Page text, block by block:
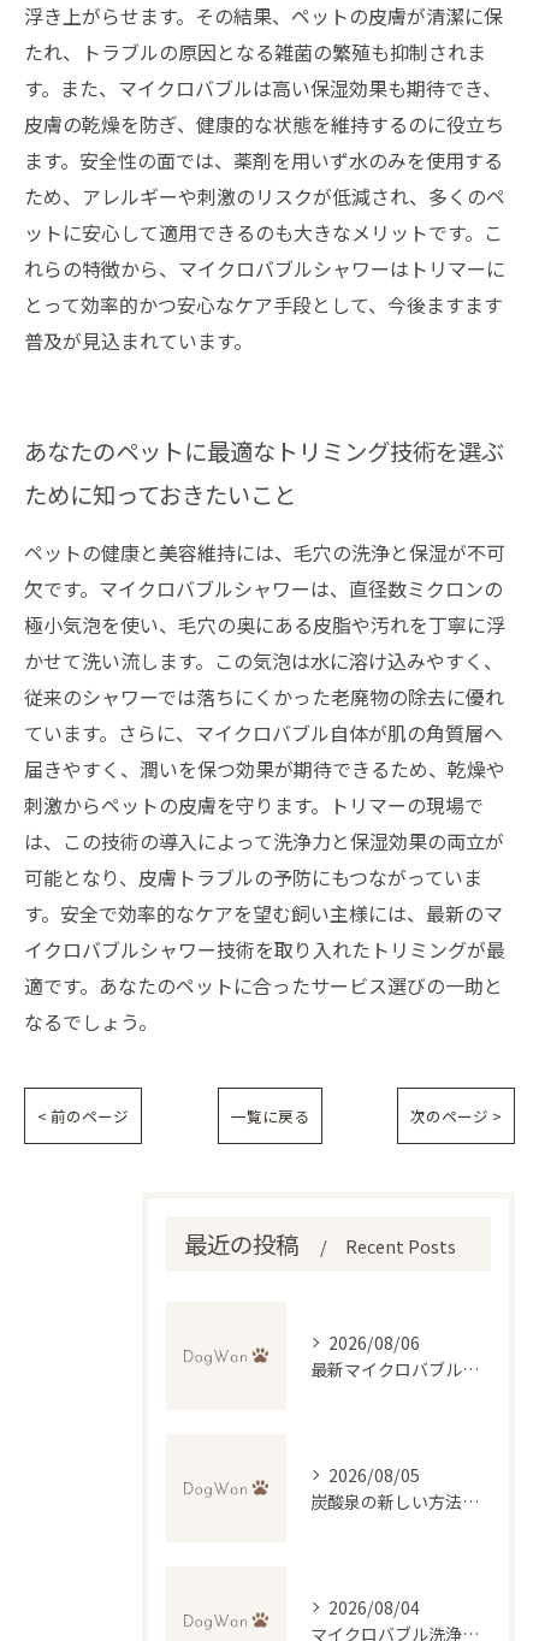
浮き上がらせます。その結果、ペットの皮膚が清潔に保
たれ、トラブルの原因となる雑菌の繁殖も抑制されま
す。また、マイクロバブルは高い保湿効果も期待でき、
皮膚の乾燥を防ぎ、健康的な状態を維持するのに役立ち
ます。安全性の面では、薬剤を用いず水のみを使用する
ため、アレルギーや刺激のリスクが低減され、多くのペ
ットに安心して適用できるのも大きなメリットです。こ
れらの特徴から、マイクロバブルシャワーはトリマーに
とって効率的かつ安心なケア手段として、今後ますます
普及が見込まれています。
あなたのペットに最適なトリミング技術を選ぶ
ために知っておきたいこと
ペットの健康と美容維持には、毛穴の洗浄と保湿が不可
欠です。マイクロバブルシャワーは、直径数ミクロンの
極小気泡を使い、毛穴の奥にある皮脂や汚れを丁寧に浮
かせて洗い流します。この気泡は水に溶け込みやすく、
従来のシャワーでは落ちにくかった老廃物の除去に優れ
ています。さらに、マイクロバブル自体が肌の角質層へ
届きやすく、潤いを保つ効果が期待できるため、乾燥や
刺激からペットの皮膚を守ります。トリマーの現場で
は、この技術の導入によって洗浄力と保湿効果の両立が
可能となり、皮膚トラブルの予防にもつながっていま
す。安全で効率的なケアを望む飼い主様には、最新のマ
イクロバブルシャワー技術を取り入れたトリミングが最
適です。あなたのペットに合ったサービス選びの一助と
なるでしょう。
< 前のページ 一覧に戻る 次のページ >
最近の投稿 Recent Posts
2026/08/06
最新マイクロバブル技術で理想のふわふわ仕上げを実現するトリミング法
2026/08/05
炭酸泉の新しい方法で自宅再現と効果・デメリットを徹底比較
2026/08/04
マイクロバブル洗浄が叶える低刺激トリミングの魅力